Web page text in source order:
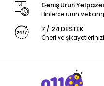
Geniş Ürün
Binlerce ürün ve
7 / 24 DESTEK
Öneri ve